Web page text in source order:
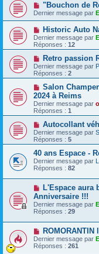
"Bouchon de
Dernier message par
Historic Auto
Dernier message par
Réponses : 12
Retro passion
Dernier message par
Réponses : 2
Salon
2024 à Reims
Dernier message par
Réponses : 1
Autocollant
Dernier message par
Réponses : 5
40 ans Espace -
Dernier message par
Réponses : 82
L'Espace aura
Anniversaire !!!
Dernier message par
Réponses : 29
Dernier message par
Réponses : 261